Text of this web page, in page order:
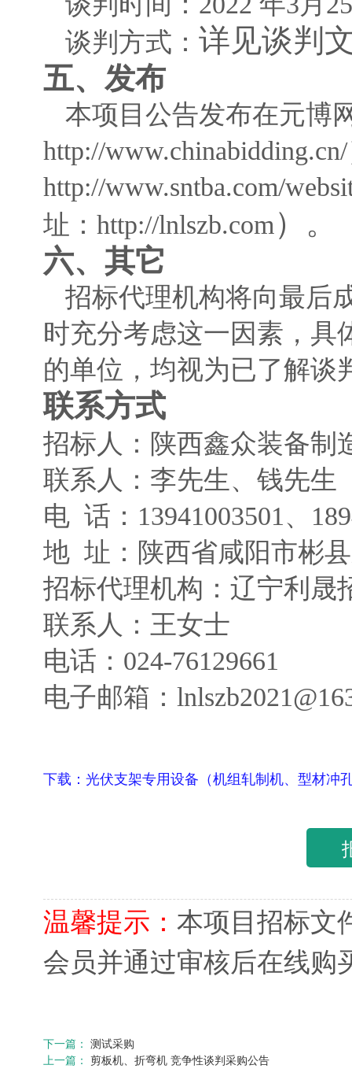
谈判方式： 详见谈判
五、发布
本项目 公告发布在元博
http://
http://www.sntba.com/
址： http://lnlszb.com ） 。
六、其它
招标代理机构将向最后
时充分考虑这一因素，具
的单位，均视为已了解谈
联系方式
招标人： 陕西鑫众装备制
联系 人：李先生、钱先生
电 话： 13941003501、
地 址：陕西省咸阳市彬
招标代理机构：辽宁利晟
联系人：王女士
电话： 024-76129661
电子邮箱 ：
下载： 光伏支架专用设备（机组轧制机、型材冲
温馨提示： 本项目招标文
会员并通过审核后在线购
下一篇： 测试采购
上一篇： 剪板机、折弯机 竞争性谈判采购公告